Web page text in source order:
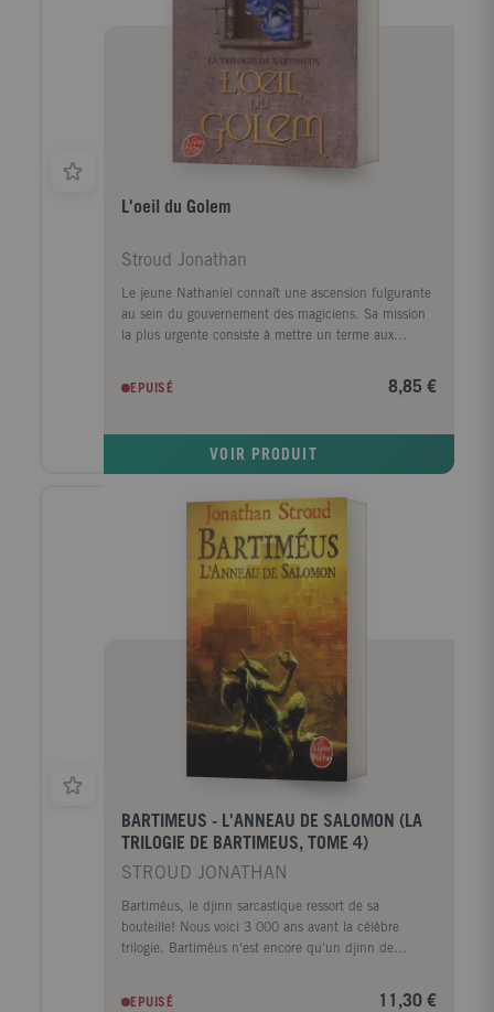
L'oeil du Golem
Stroud Jonathan
Le jeune Nathaniel connaît une ascension fulgurante
au sein du gouvernement des magiciens. Sa mission
la plus urgente consiste à mettre un terme aux
pression monte, Londres se voit soudain menacée par
une série d'attentats. Est-ce la Résistance ou un
l'énigmatique et malicieux Bartiméus.
EPUISÉ 8,85 €
VOIR PRODUIT
BARTIMEUS - L'ANNEAU DE SALOMON (LA
TRILOGIE DE BARTIMEUS, TOME 4)
STROUD JONATHAN
Bartiméus, le djinn sarcastique ressort de sa
bouteille! Nous voici 3 000 ans avant la célèbre
trilogie. Bartiméus n'est encore qu'un djinn de
EPUISÉ 11,30 €